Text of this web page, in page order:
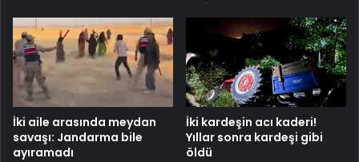
İki aile arasında meydan
savaşı: Jandarma bile
ayıramadı
İki kardeşin acı kaderi!
Yıllar sonra kardeşi gibi
öldü